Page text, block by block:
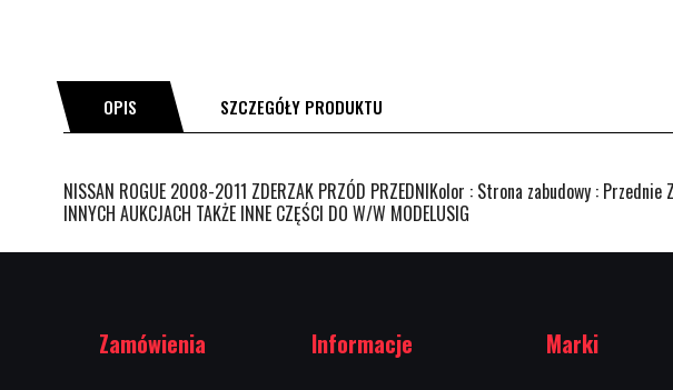
OPIS SZCZEGÓŁY PRODUKTU
NISSAN ROGUE 2008-2011 ZDERZAK PRZÓD PRZEDNIKolor : Strona zabudowy : Przednie
INNYCH AUKCJACH TAKŻE INNE CZĘŚCI DO W/W MODELUSIG
Zamówienia Informacje Marki